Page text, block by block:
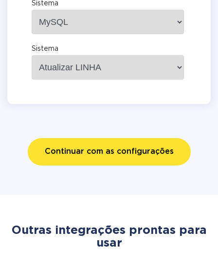
Sistema
Sistema
Continuar com as configurações
Outras integrações prontas para
usar